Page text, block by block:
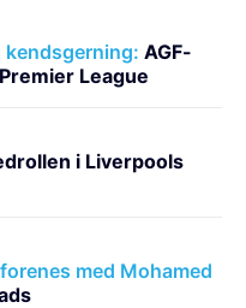
AGF-
League
i Liverpools
med Mohamed